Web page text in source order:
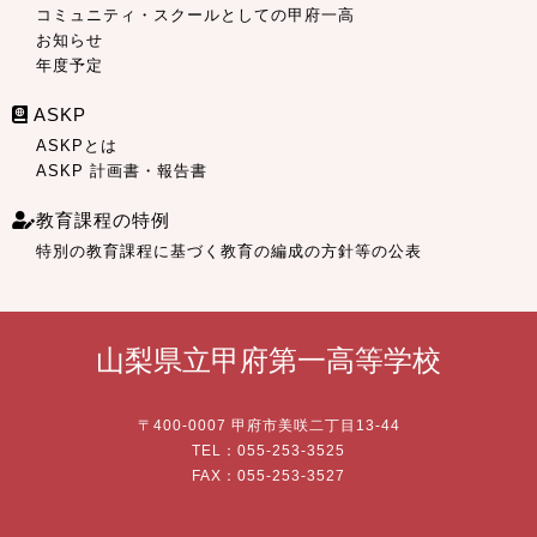
コミュニティ・スクールとしての甲府一高
お知らせ
年度予定
ASKP
ASKPとは
ASKP 計画書・報告書
教育課程の特例
特別の教育課程に基づく教育の編成の方針等の公表
山梨県立甲府第一高等学校
〒400-0007 甲府市美咲二丁目13-44
TEL：055-253-3525
FAX：055-253-3527